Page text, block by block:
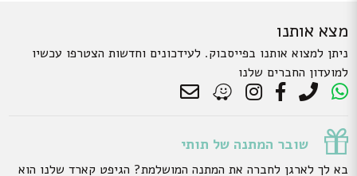
מצא אותנו
ניתן למצוא אותנו בפייסבוק. לעידכונים וחדשות הצטרפו עכשיו
למועדון החברים שלנו
שובר המתנה של תותי
בא לך לארגן לחברה את המתנה המושלמת? הגיפט קארד שלנו הוא